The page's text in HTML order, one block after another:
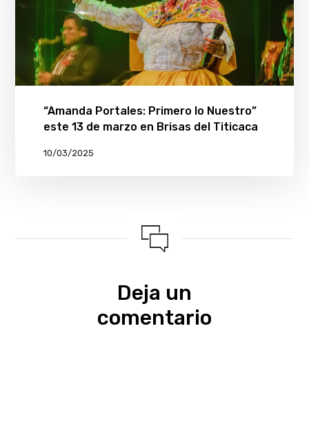
“Amanda Portales: Primero lo Nuestro”
este 13 de marzo en Brisas del Titicaca
10/03/2025
Deja un
comentario